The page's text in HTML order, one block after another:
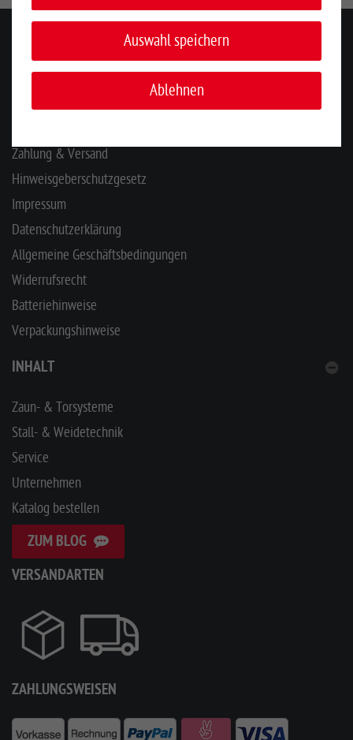
Zahlung & Versand
Hinweisgeberschutzgesetz
Impressum
Datenschutzerklärung
Allgemeine Geschäftsbedingungen
Widerrufsrecht
Batteriehinweise
Verpackungshinweise
INHALT
Zaun- & Torsysteme
Stall- & Weidetechnik
Service
Unternehmen
Katalog bestellen
ZUM BLOG
VERSANDARTEN
ZAHLUNGSWEISEN
Auswahl speichern
Ablehnen